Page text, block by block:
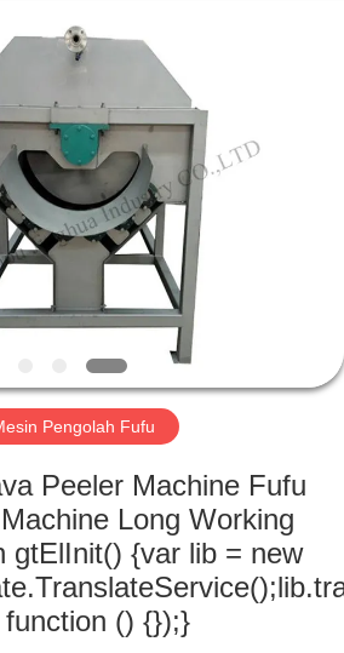
Pengolah Fufu
Peeler Machine Fufu
Long Working
gtElInit() {var lib = new
() {});}